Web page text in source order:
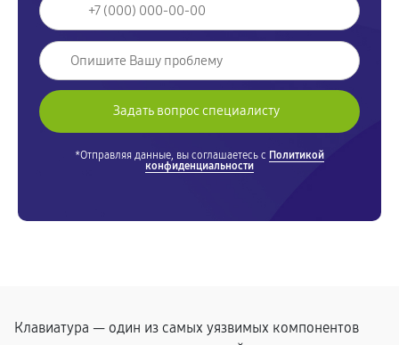
*Отправляя данные, вы соглашаетесь с Политикой
конфиденциальности
Клавиатура — один из самых уязвимых компонентов